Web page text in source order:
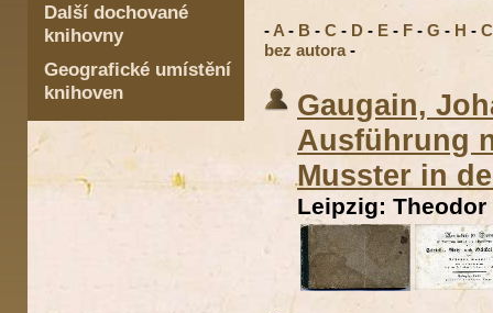
Další dochované
knihovny
Geografické umístění
knihoven
- A - B - C - D - E - F - G - H -
bez autora -
Gaugain,
Ausführung
Musster in
Leipzig: Theodor